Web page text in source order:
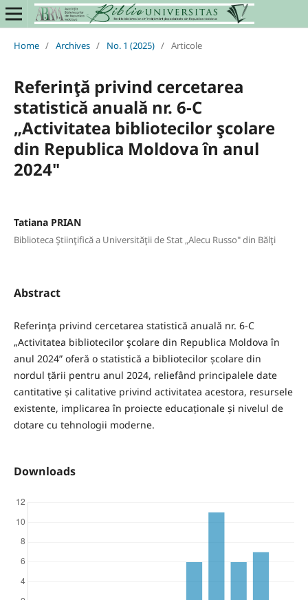
Home / Archives / No. 1 (2025) / Articole
Referinţă privind cercetarea
statistică anuală nr. 6-C
„Activitatea bibliotecilor şcolare
din Republica Moldova în anul
2024"
Tatiana PRIAN
Biblioteca Ştiinţifică a Universităţii de Stat „Alecu Russo" din Bălţi
Abstract
Referinţa privind cercetarea statistică anuală nr. 6-C
„Activitatea bibliotecilor şcolare din Republica Moldova în
anul 2024” oferă o statistică a bibliotecilor școlare din
nordul țării pentru anul 2024, reliefând principalele date
cantitative și calitative privind activitatea acestora, resursele
existente, implicarea în proiecte educaționale și nivelul de
dotare cu tehnologii moderne.
Downloads